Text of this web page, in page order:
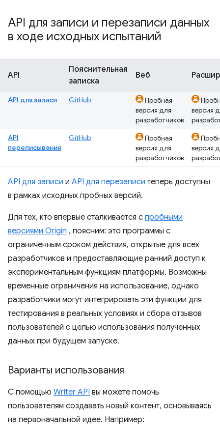
API для записи и перезаписи данных
в ходе исходных испытаний
API
Пояснительная
записка
Веб
API для записи GitHub
Пробная
версия для
разработчиков
версия
API
переписывания
GitHub
Пробная
версия для
разработчиков
версия
API для записи и API для перезаписи теперь доступны
в рамках исходных пробных версий.
Для тех, кто впервые сталкивается с пробными
версиями Origin , поясним: это программы с
ограниченным сроком действия, открытые для всех
разработчиков и предоставляющие ранний доступ к
экспериментальным функциям платформы. Возможны
временные ограничения на использование, однако
разработчики могут интегрировать эти функции для
тестирования в реальных условиях и сбора отзывов
пользователей с целью использования полученных
данных при будущем запуске.
Варианты использования
С помощью Writer API вы можете помочь
пользователям создавать новый контент, основываясь
на первоначальной идее. Например: